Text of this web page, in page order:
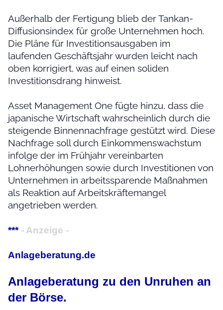
Außerhalb der Fertigung blieb der Tankan-
Diffusionsindex für große Unternehmen hoch.
Die Pläne für Investitionsausgaben im
laufenden Geschäftsjahr wurden leicht nach
oben korrigiert, was auf einen soliden
Investitionsdrang hinweist.
Asset Management One fügte hinzu, dass die
japanische Wirtschaft wahrscheinlich durch die
steigende Binnennachfrage gestützt wird. Diese
Nachfrage soll durch Einkommenswachstum
infolge der im Frühjahr vereinbarten
Lohnerhöhungen sowie durch Investitionen von
Unternehmen in arbeitssparende Maßnahmen
als Reaktion auf Arbeitskräftemangel
angetrieben werden.
*** - Anzeige -
Anlageberatung.de
Anlageberatung zu den Unruhen an
der Börse.